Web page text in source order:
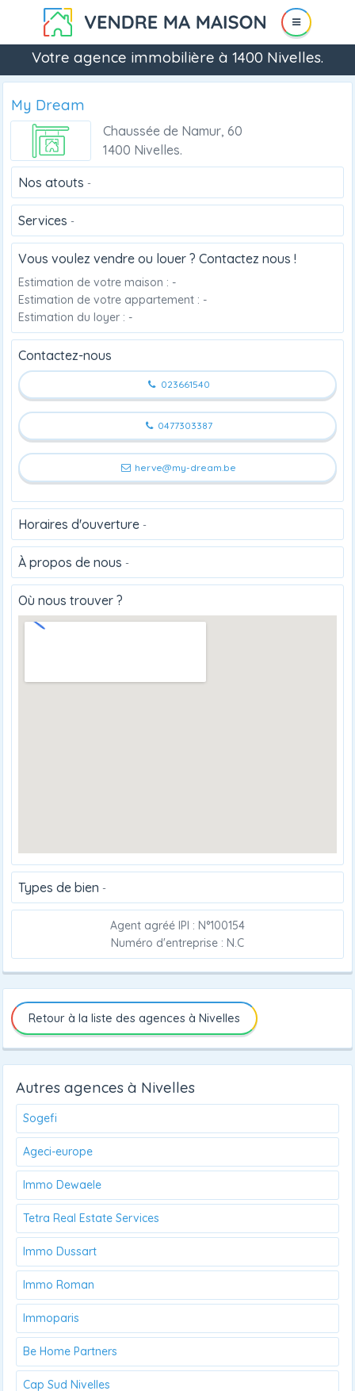
Votre agence immobilière à 1400 Nivelles.
My Dream
Chaussée de Namur, 60
1400 Nivelles.
Nos atouts -
Services -
Vous voulez vendre ou louer ? Contactez nous !
Estimation de votre maison : -
Estimation de votre appartement : -
Estimation du loyer : -
Contactez-nous
023661540
0477303387
herve@my-dream.be
Horaires d'ouverture -
À propos de nous -
Où nous trouver ?
Types de bien -
Agent agréé IPI : N°100154
Numéro d'entreprise : N.C
Retour à la liste des agences à Nivelles
Autres agences à Nivelles
Sogefi
Ageci-europe
Immo Dewaele
Tetra Real Estate Services
Immo Dussart
Immo Roman
Immoparis
Be Home Partners
Cap Sud Nivelles